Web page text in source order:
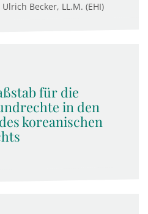
Becker, LL.M. (EHI)
für die
in den
koreanischen